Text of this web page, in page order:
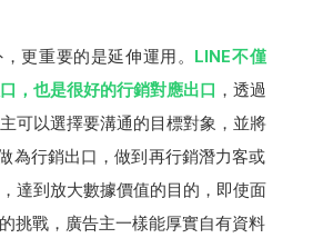
更重要的是延伸運用。 LINE不僅
，也是很好的行銷對應出口 ，透過
可以選擇要溝通的目標對象，並將
為行銷出口，做到再行銷潛力客或
達到放大數據價值的目的，即使面
挑戰，廣告主一樣能厚實自有資料